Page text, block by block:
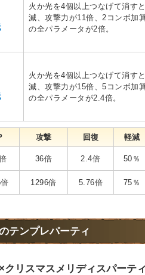
火か光を4個以上つなげて消す
減、攻撃力が11倍、2コンボ加
の全パラメータが2倍。
火か光を4個以上つなげて消す
減、攻撃力が15倍、5コンボ加
の全パラメータが2.4倍。
攻撃 回復 軽減
36倍 2.4倍 50％
1296倍 5.76倍 75％
テンプレパーティ
クリスマスメリディスパーティ